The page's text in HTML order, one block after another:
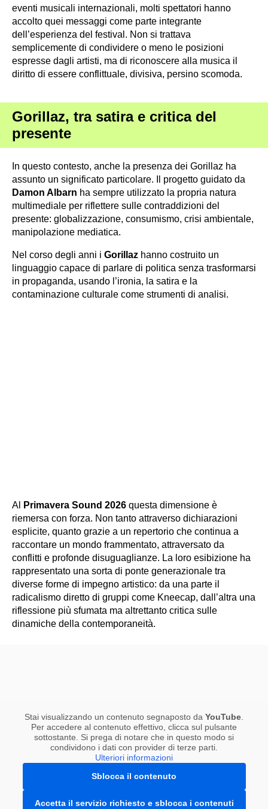
eventi musicali internazionali, molti spettatori hanno
accolto quei messaggi come parte integrante
dell’esperienza del festival. Non si trattava
semplicemente di condividere o meno le posizioni
espresse dagli artisti, ma di riconoscere alla musica il
diritto di essere conflittuale, divisiva, persino scomoda.
Gorillaz, tra satira e critica del
presente
In questo contesto, anche la presenza dei Gorillaz ha
assunto un significato particolare. Il progetto guidato da
Damon Albarn ha sempre utilizzato la propria natura
multimediale per riflettere sulle contraddizioni del
presente: globalizzazione, consumismo, crisi ambientale,
manipolazione mediatica.
Nel corso degli anni i Gorillaz hanno costruito un
linguaggio capace di parlare di politica senza trasformarsi
in propaganda, usando l’ironia, la satira e la
contaminazione culturale come strumenti di analisi.
Al Primavera Sound 2026 questa dimensione è
riemersa con forza. Non tanto attraverso dichiarazioni
esplicite, quanto grazie a un repertorio che continua a
raccontare un mondo frammentato, attraversato da
conflitti e profonde disuguaglianze. La loro esibizione ha
rappresentato una sorta di ponte generazionale tra
diverse forme di impegno artistico: da una parte il
radicalismo diretto di gruppi come Kneecap, dall’altra una
riflessione più sfumata ma altrettanto critica sulle
dinamiche della contemporaneità.
Stai visualizzando un contenuto segnaposto da YouTube.
Per accedere al contenuto effettivo, clicca sul pulsante
sottostante. Si prega di notare che in questo modo si
condividono i dati con provider di terze parti.
Ulteriori informazioni
Sblocca il contenuto
Accetta il servizio richiesto e sblocca i contenuti